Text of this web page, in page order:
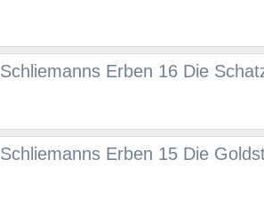
Schliemanns Erben 16 Die
Schliemanns Erben 15 Die